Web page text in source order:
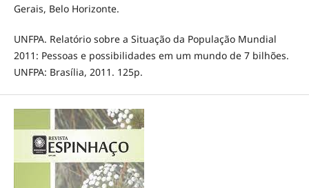
Gerais, Belo Horizonte.
UNFPA. Relatório sobre a Situação da População Mundial
2011: Pessoas e possibilidades em um mundo de 7 bilhões.
UNFPA: Brasília, 2011. 125p.